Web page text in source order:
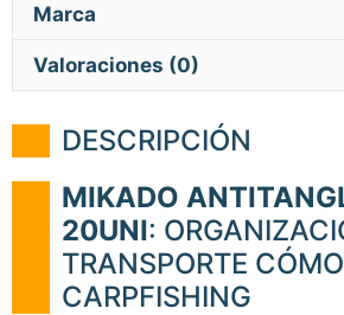
Marca
Valoraciones (0)
DESCRIPCIÓN
MIKADO
20UNI:
TRANSPORTE
CARPFISHING